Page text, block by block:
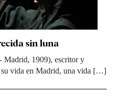
sin luna
Madrid, 1909), escritor y
su vida en Madrid, una vida […]